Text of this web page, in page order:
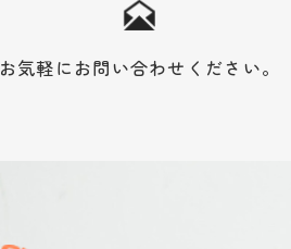
お気軽にお問い合わせください。